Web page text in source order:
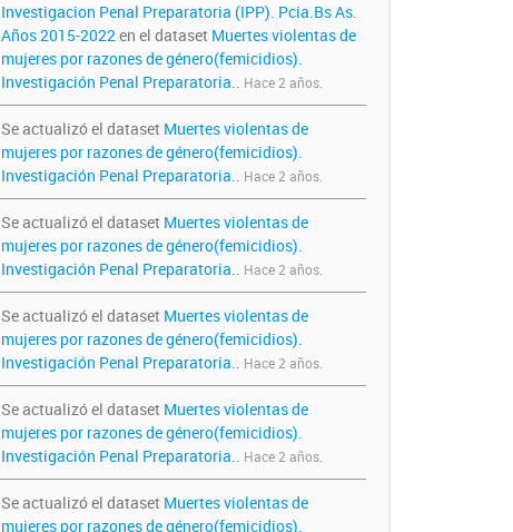
Investigacion Penal Preparatoria (IPP). Pcia.Bs As.
Años 2015-2022en el dataset Muertes violentas de
mujeres por razones de género(femicidios).
Investigación Penal Preparatoria.. Hace 2 años.
Se actualizó el dataset Muertes violentas de
mujeres por razones de género(femicidios).
Investigación Penal Preparatoria.. Hace 2 años.
Se actualizó el dataset Muertes violentas de
mujeres por razones de género(femicidios).
Investigación Penal Preparatoria.. Hace 2 años.
Se actualizó el dataset Muertes violentas de
mujeres por razones de género(femicidios).
Investigación Penal Preparatoria.. Hace 2 años.
Se actualizó el dataset Muertes violentas de
mujeres por razones de género(femicidios).
Investigación Penal Preparatoria.. Hace 2 años.
Se actualizó el dataset Muertes violentas de
mujeres por razones de género(femicidios).